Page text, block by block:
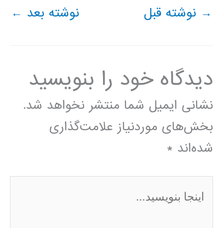
→ نوشته قبل نوشته بعد ←
دیدگاه‌ خود را بنویسید
نشانی ایمیل شما منتشر نخواهد شد.
بخش‌های موردنیاز علامت‌گذاری
شده‌اند *
اینجا
بنویسید…